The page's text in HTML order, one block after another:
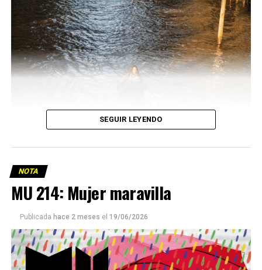
Este número 215 de MU ☝️viene con doble tapa, que
SEGUIR LEYENDO
NOTA
MU 214: Mujer maravilla
Publicada hace 2 meses el 19/06/2026